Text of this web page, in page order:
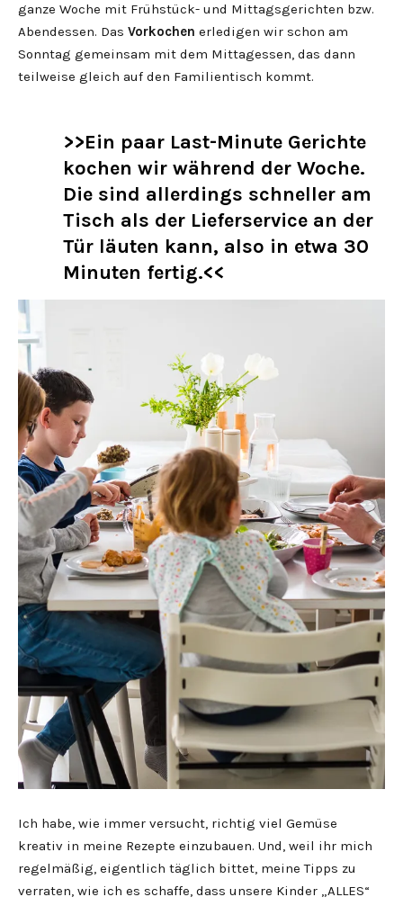
ganze Woche mit Frühstück- und Mittagsgerichten bzw.
Abendessen. Das Vorkochen erledigen wir schon am
Sonntag gemeinsam mit dem Mittagessen, das dann
teilweise gleich auf den Familientisch kommt.
>>Ein paar Last-Minute Gerichte
kochen wir während der Woche.
Die sind allerdings schneller am
Tisch als der Lieferservice an der
Tür läuten kann, also in etwa 30
Minuten fertig.<<
Ich habe, wie immer versucht, richtig viel Gemüse
kreativ in meine Rezepte einzubauen. Und, weil ihr mich
regelmäßig, eigentlich täglich bittet, meine Tipps zu
verraten, wie ich es schaffe, dass unsere Kinder „ALLES“